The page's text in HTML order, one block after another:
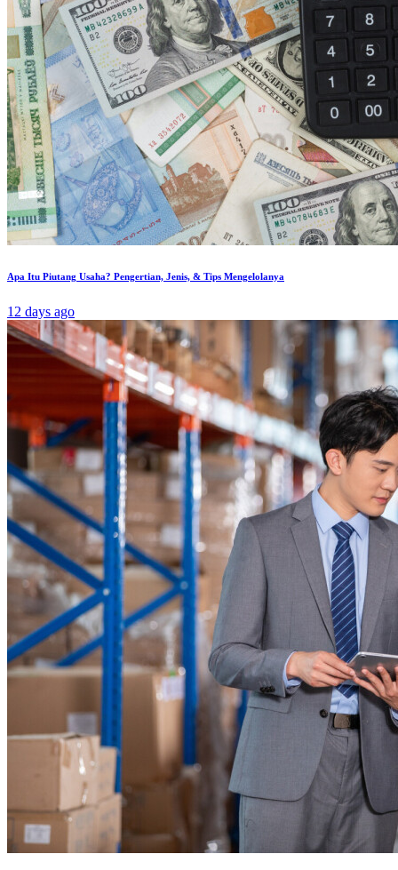
Apa Itu Piutang Usaha? Pengertian, Jenis, & Tips Mengelolanya
12 days ago